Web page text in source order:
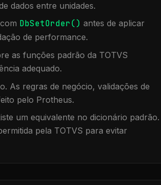
dados entre unidades.
DbSetOrder() antes de aplicar
de performance.
as funções padrão da TOTVS
adequado.
As regras de negócio, validações de
pelo Protheus.
um equivalente no dicionário padrão.
pela TOTVS para evitar